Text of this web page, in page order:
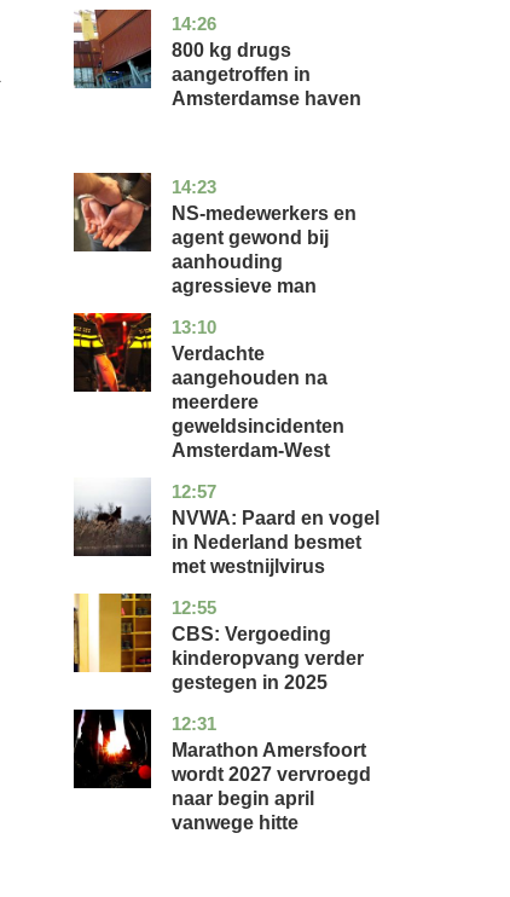
14:26
noord-
holland
nieuws
800 kg drugs
aangetroffen in
Amsterdamse haven
14:23
flevoland
nieuws
NS-medewerkers en
agent gewond bij
aanhouding
agressieve man
13:10
noord-
holland
nieuws
Verdachte
aangehouden na
meerdere
geweldsincidenten
Amsterdam-West
12:57
utrecht
nieuws
NVWA: Paard en vogel
in Nederland besmet
met westnijlvirus
12:55
zuid-
holland
economie
CBS: Vergoeding
kinderopvang verder
gestegen in 2025
12:31
utrecht
nieuws
Marathon Amersfoort
wordt 2027 vervroegd
naar begin april
vanwege hitte